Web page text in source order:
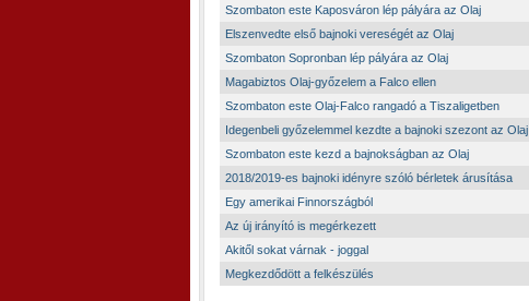
Szombaton este Kaposváron lép pályára az Olaj
Elszenvedte első bajnoki vereségét az Olaj
Szombaton Sopronban lép pályára az Olaj
Magabiztos Olaj-győzelem a Falco ellen
Szombaton este Olaj-Falco rangadó a Tiszaligetben
Idegenbeli győzelemmel kezdte a bajnoki szezont az Olaj
Szombaton este kezd a bajnokságban az Olaj
2018/2019-es bajnoki idényre szóló bérletek árusítása
Egy amerikai Finnországból
Az új irányító is megérkezett
Akitől sokat várnak - joggal
Megkezdődött a felkészülés